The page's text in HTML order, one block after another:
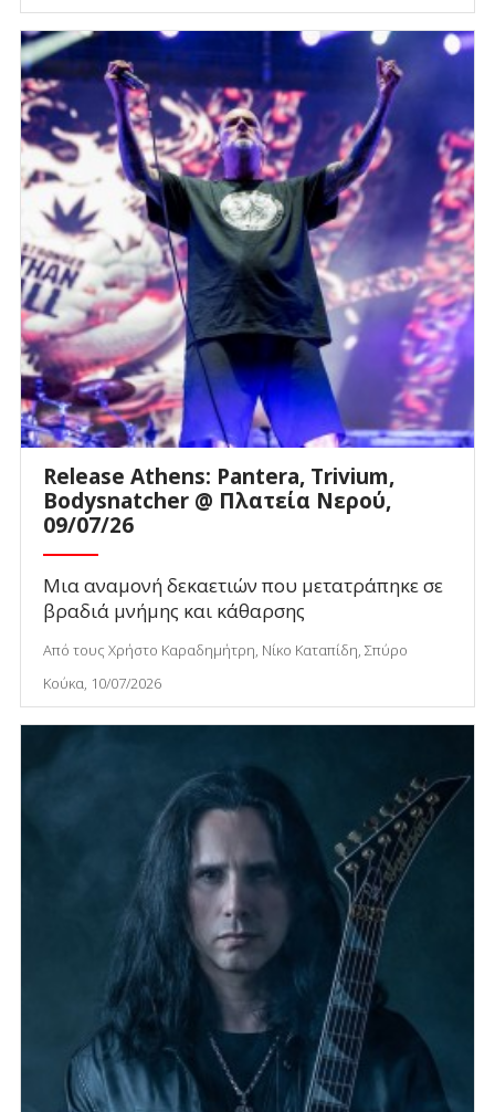
Release Athens: Pantera, Trivium,
Bodysnatcher @ Πλατεία Νερού,
09/07/26
Μια αναμονή δεκαετιών που μετατράπηκε σε
βραδιά μνήμης και κάθαρσης
Από τους Χρήστο Καραδημήτρη, Νίκο Καταπίδη, Σπύρο
Κούκα, 10/07/2026